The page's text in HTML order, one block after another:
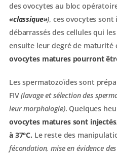
des ovocytes au bloc
«classique»), ces ovocytes sont
débarrassés des cellules qui
ensuite leur degré de
ovocytes matures pourront
Les spermatozoïdes sont
FIV(lavage et sélection des
leur morphologie). Quelques
ovocytes matures sont
à 37°C. Le reste des
fécondation, mise en évidence